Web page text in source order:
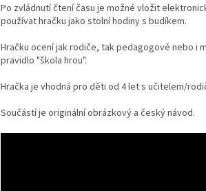
Po zvládnutí čtení času je možné vložit
používat hračku jako stolní hodiny s budíkem.
Hračku ocení jak rodiče, tak pedagogové nebo i
pravidlo "škola hrou".
Hračka je vhodná pro děti od 4 let s učitelem/
Součástí je originální obrázkový a český návod.